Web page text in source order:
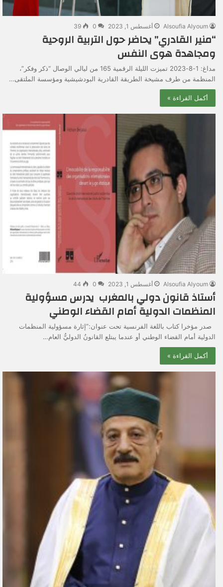
Alsoufia Alyoum أغسطس 1, 2023 0
39
“منير القادري” يحاضر حول التربية الروحية
ومجاهدة هوى النفس
مداغ: 1-8-2023 تميزت الليلة الرقمية 165 من ليالي الوصال “ذكر وفكر”،
المنظمة من طرف مشيخة الطريقة القادرية البودشيشية ومؤسسة الملتقى…
أكمل القراءة »
Alsoufia Alyoum أغسطس 1, 2023 0
44
أستاذ قانون دولي بالمغرب يدرس مسؤولية
المنظمات الدولية أمام القضاء الوطني
صدر مؤخرا كتاب باللغة الفرنسية تحت عنوان:”إثارة مسؤولية المنظمات
الدولية أمام القضاء الوطني أو عندما يبتلع القانونُ الدوليُّ العام…
أكمل القراءة »